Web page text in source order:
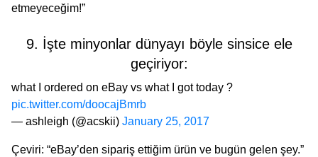
etmeyeceğim!”
9. İşte minyonlar dünyayı böyle sinsice ele
geçiriyor:
what I ordered on eBay vs what I got today ?
pic.twitter.com/doocajBmrb
— ashleigh (@acskii) January 25, 2017
Çeviri: “eBay’den sipariş ettiğim ürün ve bugün gelen şey.”